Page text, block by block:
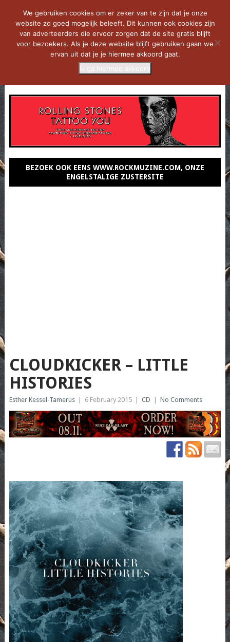
BEZOEK OOK EENS WWW.ROCKMUZINE.COM, ONZE
ENGELSTALIGE ZUSTERSITE
CLOUDKICKER – LITTLE
HISTORIES
Esther Kessel-Tamerus 6 February 2015 CD No Comments
We gebruiken cookies om er zeker van te zijn dat je onze
website zo goed mogelijk beleeft. Dit kunnen ook cookies zijn
van adverteerders die ervoor zorgen dat de site gratis blijft
voor bezoekers. Als je deze website blijft gebruiken gaan we
ervan uit dat je je hiermee akkoord gaat.
Ik ga hiermee akkoord